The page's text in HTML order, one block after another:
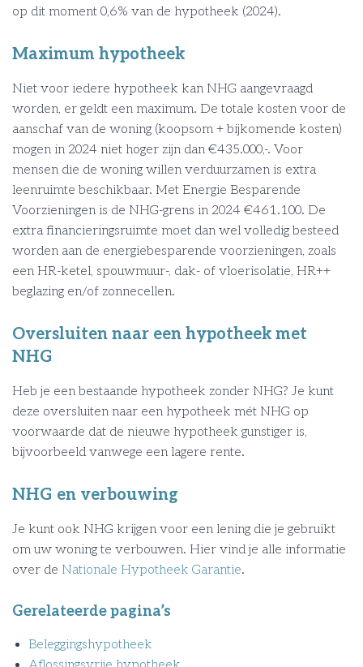
op dit moment 0,6% van de hypotheek (2024).
Maximum hypotheek
Niet voor iedere hypotheek kan NHG aangevraagd
worden, er geldt een maximum. De totale kosten voor de
aanschaf van de woning (koopsom + bijkomende kosten)
mogen in 2024 niet hoger zijn dan €435.000,-. Voor
mensen die de woning willen verduurzamen is extra
leenruimte beschikbaar. Met Energie Besparende
Voorzieningen is de NHG-grens in 2024 €461.100. De
extra financieringsruimte moet dan wel volledig besteed
worden aan de energiebesparende voorzieningen, zoals
een HR-ketel, spouwmuur-, dak- of vloerisolatie, HR++
beglazing en/of zonnecellen.
Oversluiten naar een hypotheek met
NHG
Heb je een bestaande hypotheek zonder NHG? Je kunt
deze oversluiten naar een hypotheek mét NHG op
voorwaarde dat de nieuwe hypotheek gunstiger is,
bijvoorbeeld vanwege een lagere rente.
NHG en verbouwing
Je kunt ook NHG krijgen voor een lening die je gebruikt
om uw woning te verbouwen. Hier vind je alle informatie
over de Nationale Hypotheek Garantie.
Gerelateerde pagina’s
Beleggingshypotheek